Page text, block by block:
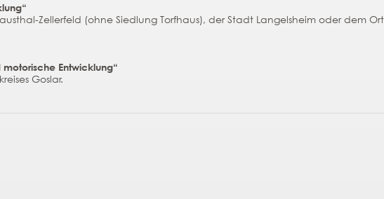
Zellerfeld (ohne Siedlung Torfhaus), der Stadt Langelsheim oder dem
Entwicklung“
Goslar.